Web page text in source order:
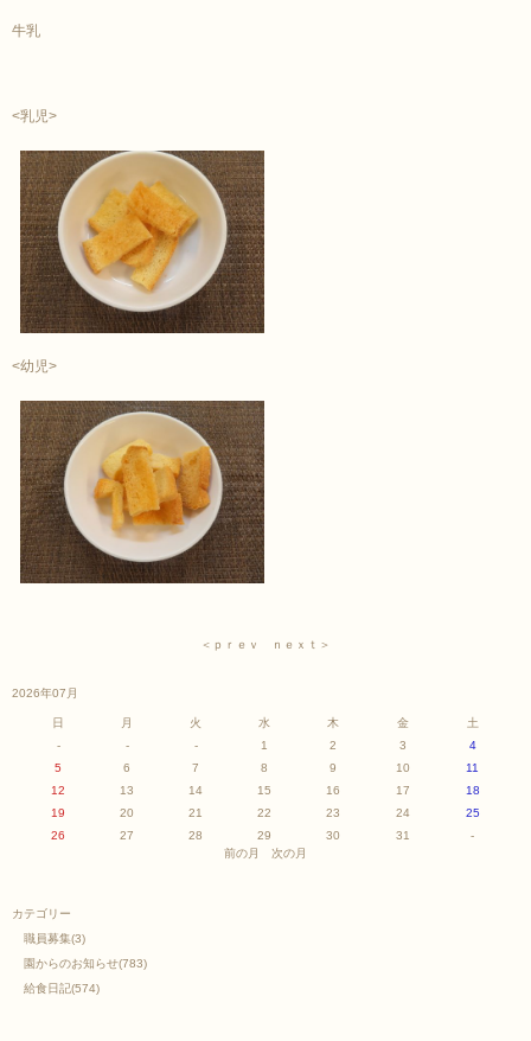
牛乳
<乳児>
<幼児>
＜ｐｒｅｖ ｎｅｘｔ＞
2026年07月
日 月 火 水 木 金
土
-
- - 1 2 3
4
5
6 7 8 9 10
11
12
13 14 15 16 17
18
19
20 21 22 23 24
25
26
27 28 29 30 31
-
前の月
次の月
カテゴリー
職員募集(3)
園からのお知らせ(783)
給食日記(574)